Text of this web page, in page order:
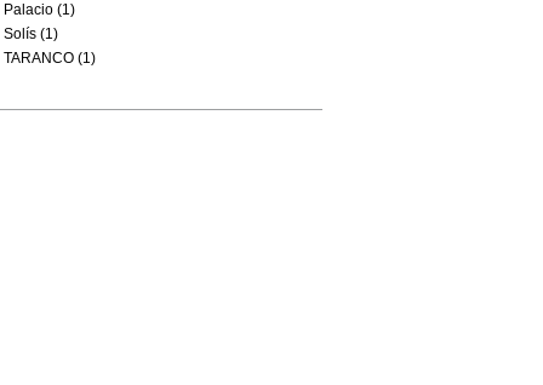
Palacio (1)
Solís (1)
TARANCO (1)